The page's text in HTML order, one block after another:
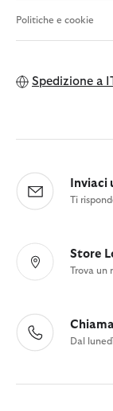
Politiche e cookie
Spedizione a
Inviaci
Ti
Store
Trova un
Dal